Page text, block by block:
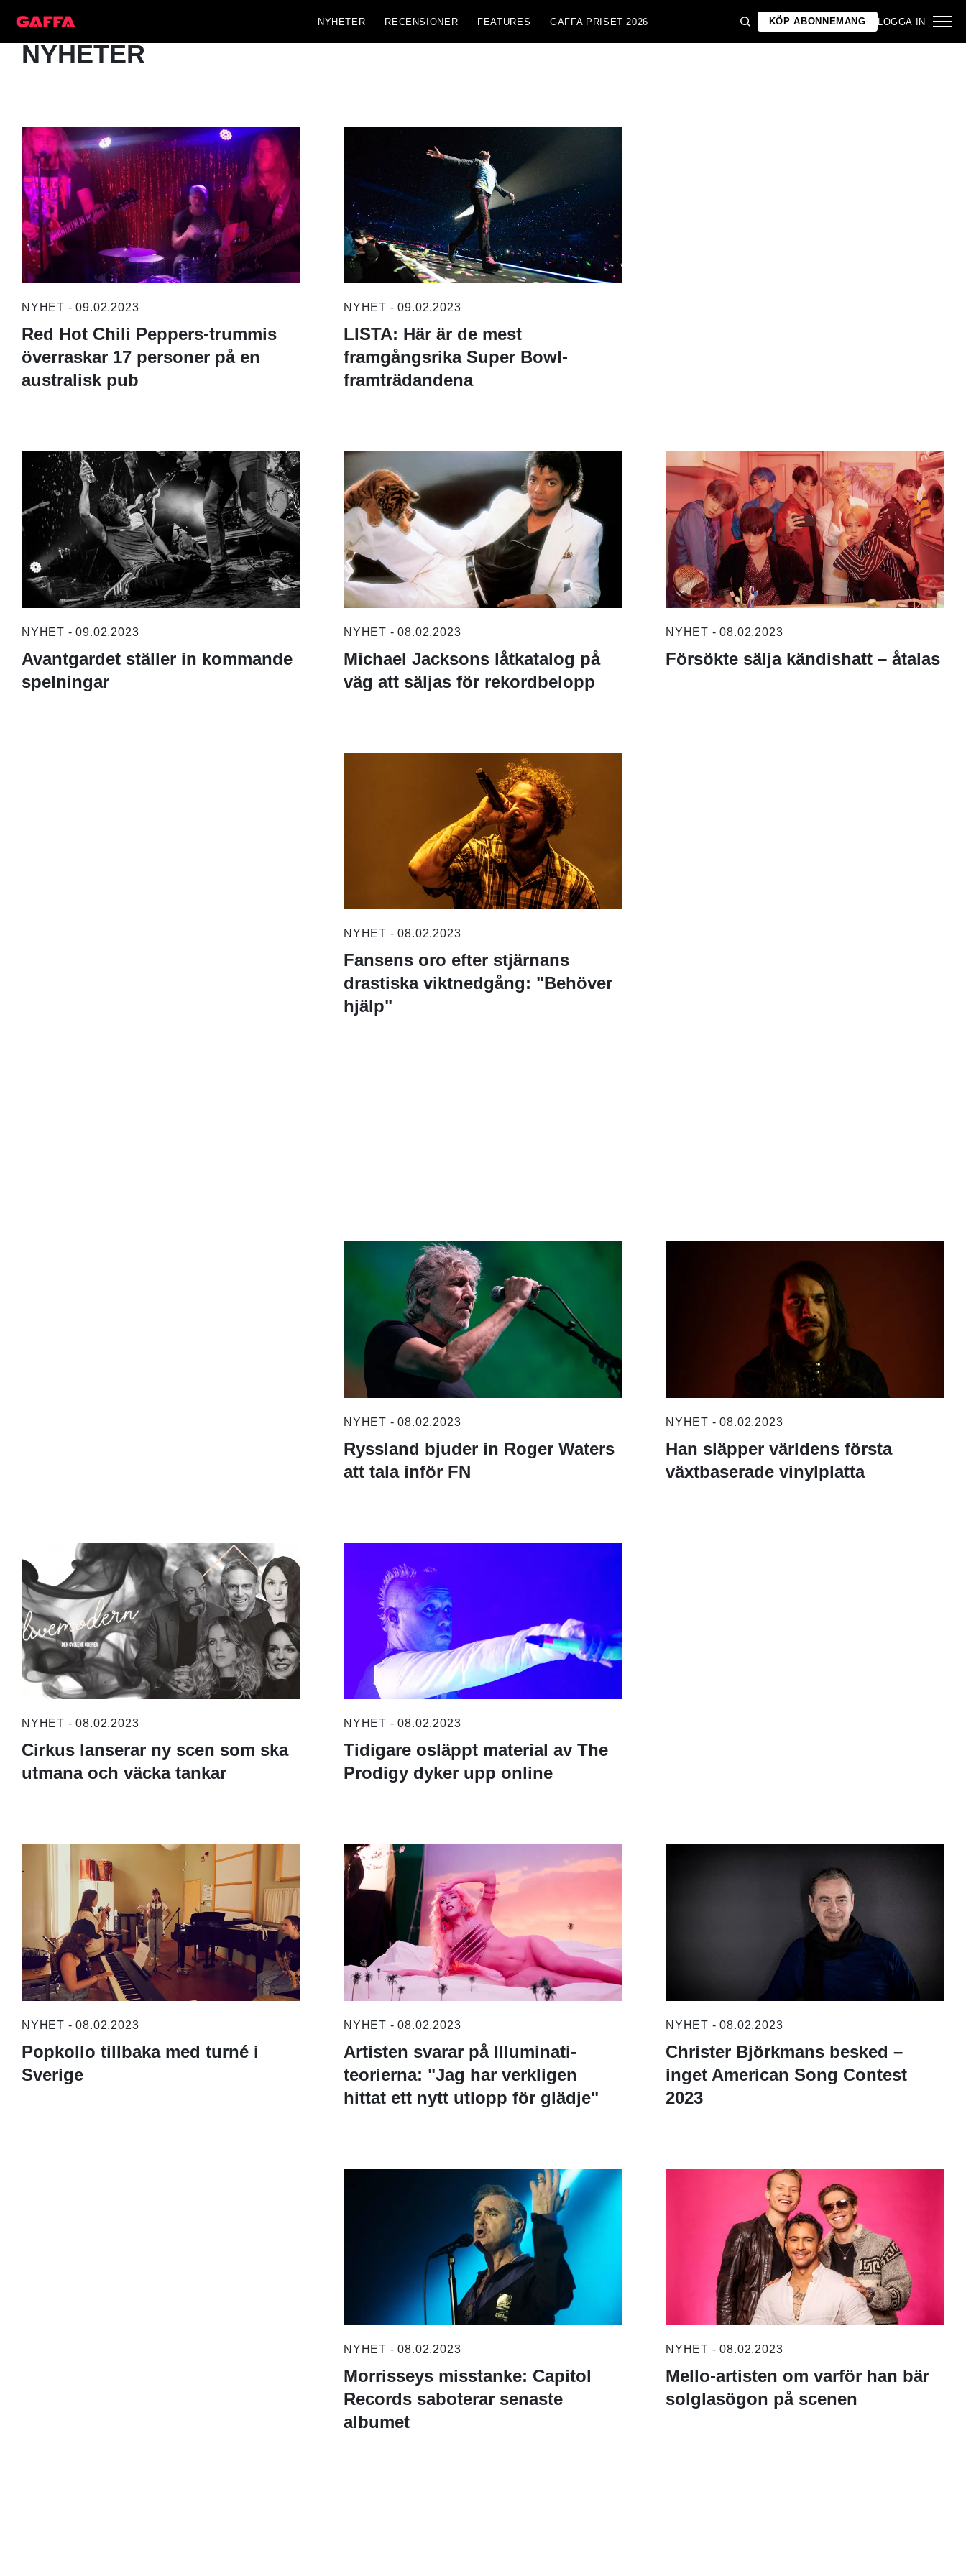
NYHETER RECENSIONER FEATURES GAFFA PRISET 2026 KÖP ABONNEMANG LOGGA IN
NYHETER
NYHET - 09.02.2023
Red Hot Chili Peppers-trummis
överraskar 17 personer på en
australisk pub
NYHET - 09.02.2023
LISTA: Här är de mest
framgångsrika Super Bowl-
framträdandena
NYHET - 09.02.2023
Avantgardet ställer in kommande
spelningar
NYHET - 08.02.2023
Michael Jacksons låtkatalog på
väg att säljas för rekordbelopp
NYHET - 08.02.2023
Försökte sälja kändishatt – åtalas
NYHET - 08.02.2023
Fansens oro efter stjärnans
drastiska viktnedgång: "Behöver
hjälp"
NYHET - 08.02.2023
Ryssland bjuder in Roger Waters
att tala inför FN
NYHET - 08.02.2023
Han släpper världens första
växtbaserade vinylplatta
NYHET - 08.02.2023
Cirkus lanserar ny scen som ska
utmana och väcka tankar
NYHET - 08.02.2023
Tidigare osläppt material av The
Prodigy dyker upp online
NYHET - 08.02.2023
Popkollo tillbaka med turné i
Sverige
NYHET - 08.02.2023
Artisten svarar på Illuminati-
teorierna: "Jag har verkligen
hittat ett nytt utlopp för glädje"
NYHET - 08.02.2023
Christer Björkmans besked –
inget American Song Contest
2023
NYHET - 08.02.2023
Morrisseys misstanke: Capitol
Records saboterar senaste
albumet
NYHET - 08.02.2023
Mello-artisten om varför han bär
solglasögon på scenen